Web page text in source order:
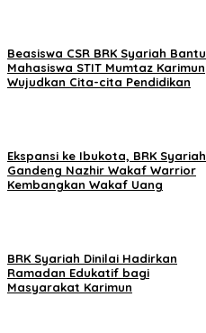
Beasiswa CSR BRK Syariah Bantu
Mahasiswa STIT Mumtaz Karimun
Wujudkan Cita-cita Pendidikan
Ekspansi ke Ibukota, BRK Syariah
Gandeng Nazhir Wakaf Warrior
Kembangkan Wakaf Uang
BRK Syariah Dinilai Hadirkan
Ramadan Edukatif bagi
Masyarakat Karimun